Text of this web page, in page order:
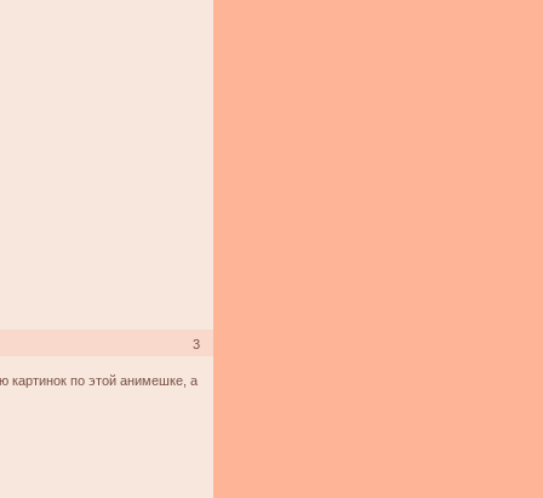
3
картинок по этой анимешке, а